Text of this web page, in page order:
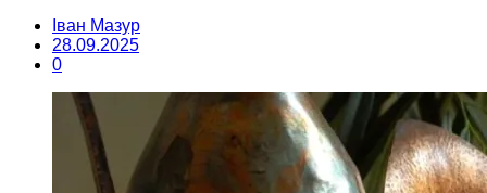
Іван Мазур
28.09.2025
0